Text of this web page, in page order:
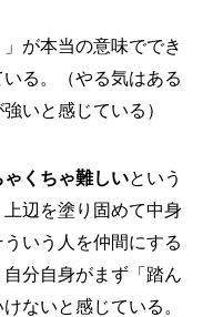
が本当の意味ででき
る。（やる気はある
いと感じている）
ゃくちゃ難しいという
辺を塗り固めて中身
いう人を仲間にする
分自身がまず「踏ん
ないと感じている。